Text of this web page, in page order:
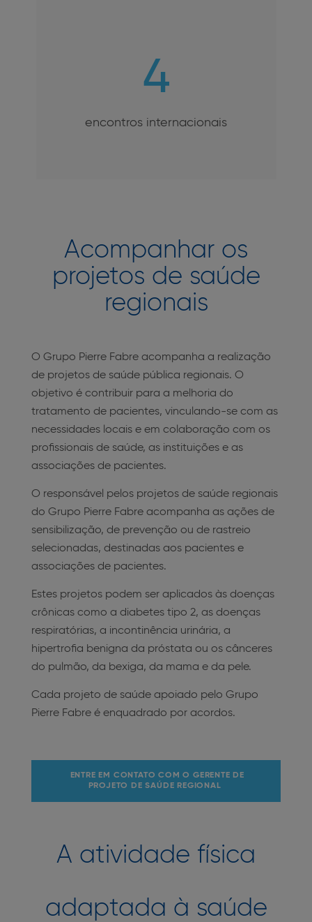
4
encontros internacionais
Acompanhar os
projetos de saúde
regionais
O Grupo Pierre Fabre acompanha a realização
de projetos de saúde pública regionais. O
objetivo é contribuir para a melhoria do
tratamento de pacientes, vinculando-se com as
necessidades locais e em colaboração com os
profissionais de saúde, as instituições e as
associações de pacientes.
O responsável pelos projetos de saúde regionais
do Grupo Pierre Fabre acompanha as ações de
sensibilização, de prevenção ou de rastreio
selecionadas, destinadas aos pacientes e
associações de pacientes.
Estes projetos podem ser aplicados às doenças
crônicas como a diabetes tipo 2, as doenças
respiratórias, a incontinência urinária, a
hipertrofia benigna da próstata ou os cânceres
do pulmão, da bexiga, da mama e da pele.
Cada projeto de saúde apoiado pelo Grupo
Pierre Fabre é enquadrado por acordos.
ENTRE EM CONTATO COM O GERENTE DE
PROJETO DE SAÚDE REGIONAL
A atividade física
adaptada à saúde